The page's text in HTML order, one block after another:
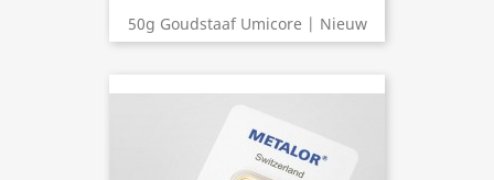
50g Goudstaaf Umicore | Nieuw